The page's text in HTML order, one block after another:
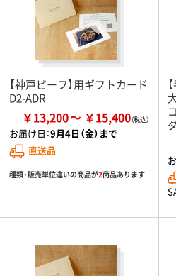
【神戸ビーフ】用ギフトカード
D2-ADR
￥13,200 ￥15,400
お届け日：9月4日（金）まで
直送品
種類・販売単位違いの商品が2商品あります